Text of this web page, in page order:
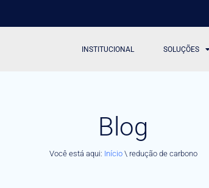
INSTITUCIONAL SOLUÇÕES
Blog
Você está aqui: Início\ redução de carbono